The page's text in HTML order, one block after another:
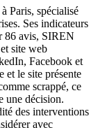
Paris, spécialisé
Ses indicateurs
86 avis, SIREN
site web
Facebook et
et le site présente
scrappé, ce
une décision.
des interventions
avec